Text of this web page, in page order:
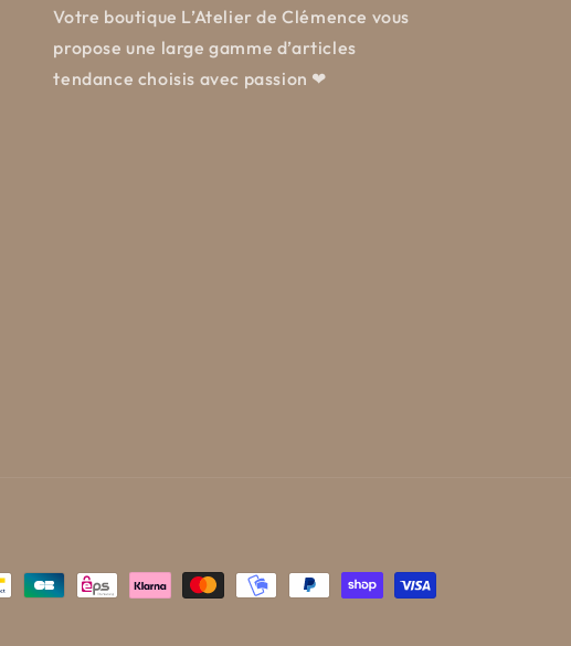
Votre boutique L’Atelier de Clémence vous
propose une large gamme d’articles
tendance choisis avec passion ❤